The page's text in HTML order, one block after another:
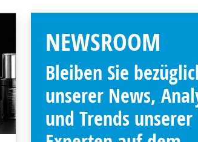
NEWSROOM
Bleiben Sie
unserer News,
und Trends unserer